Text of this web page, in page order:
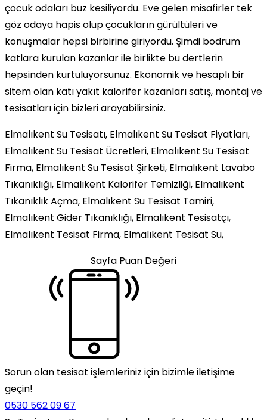
çocuk odaları buz kesiliyordu. Eve gelen misafirler tek
göz odaya hapis olup çocukların gürültüleri ve
konuşmalar hepsi birbirine giriyordu. Şimdi bodrum
katlara kurulan kazanlar ile birlikte bu dertlerin
hepsinden kurtuluyorsunuz. Ekonomik ve hesaplı bir
sitem olan katı yakıt kalorifer kazanları satış, montaj ve
tesisatları için bizleri arayabilirsiniz.
Elmalıkent Su Tesisatı, Elmalıkent Su Tesisat Fiyatları,
Elmalıkent Su Tesisat Ücretleri, Elmalıkent Su Tesisat
Firma, Elmalıkent Su Tesisat Şirketi, Elmalıkent Lavabo
Tıkanıklığı, Elmalıkent Kalorifer Temizliği, Elmalıkent
Tıkanıklık Açma, Elmalıkent Su Tesisat Tamiri,
Elmalıkent Gider Tıkanıklığı, Elmalıkent Tesisatçı,
Elmalıkent Tesisat Firma, Elmalıkent Tesisat Su,
Sayfa Puan Değeri
Sorun olan tesisat işlemleriniz için bizimle iletişime
geçin!
0530 562 09 67